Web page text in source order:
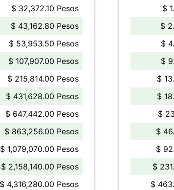
$ 32,372.10 Pesos
$ 43,162.80 Pesos
$ 53,953.50 Pesos
$ 107,907.00 Pesos
$ 215,814.00 Pesos
$ 431,628.00 Pesos
$ 647,442.00 Pesos
$ 863,256.00 Pesos
$ 1,079,070.00 Pesos
$ 2,158,140.00 Pesos
$ 4,316,280.00 Pesos
$
$
$
$
$
$
$
$
$
$
$